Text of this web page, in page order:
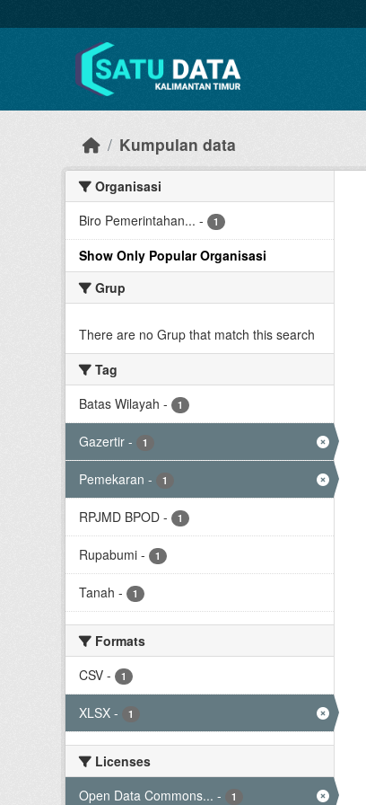
Kumpulan data
Organisasi
Biro Pemerintahan... - 1
Show Only Popular Organisasi
Grup
There are no Grup that match this search
Tag
Batas Wilayah - 1
Gazertir - 1
Pemekaran - 1
RPJMD BPOD - 1
Rupabumi - 1
Tanah - 1
Formats
CSV - 1
XLSX - 1
Licenses
Open Data Commons... - 1